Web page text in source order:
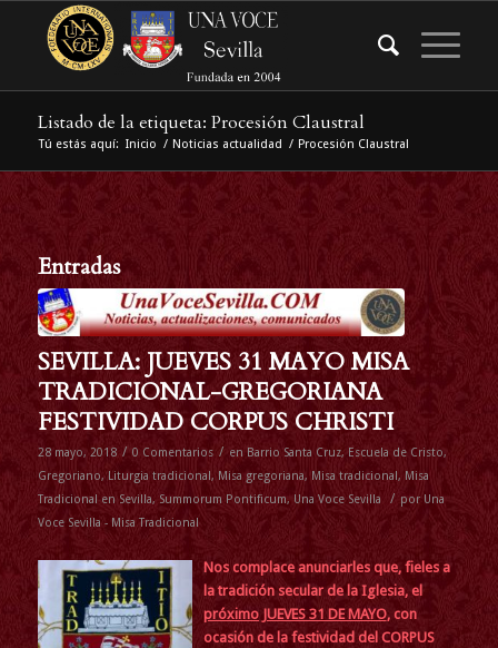
Listado de la etiqueta: Procesión Claustral
Tú estás aquí: Inicio / Noticias actualidad / Procesión Claustral
Entradas
SEVILLA: JUEVES 31 MAYO MISA
TRADICIONAL-GREGORIANA
FESTIVIDAD CORPUS CHRISTI
28 mayo, 2018 / 0 Comentarios / en Barrio Santa Cruz,Escuela de Cristo,
Gregoriano, Liturgia tradicional , Misa gregoriana, Misa tradicional ,Misa
Tradicional en Sevilla, Summorum Pontificum, Una Voce Sevilla / por Una
Voce Sevilla - Misa Tradicional
Nos complace anunciarles que, fieles a
la tradición secular de la Iglesia, el
próximo JUEVES 31 DE MAYO, con
ocasión de la festividad del CORPUS